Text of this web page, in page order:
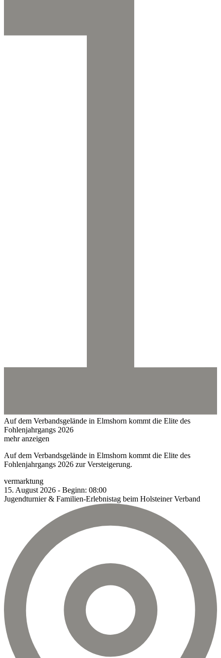
Auf dem Verbandsgelände in Elmshorn kommt die Elite des
Fohlenjahrgangs 2026
mehr anzeigen
Auf dem Verbandsgelände in Elmshorn kommt die Elite des
Fohlenjahrgangs 2026 zur Versteigerung.
vermarktung
15. August 2026 - Beginn: 08:00
Jugendturnier & Familien-Erlebnistag beim Holsteiner Verband